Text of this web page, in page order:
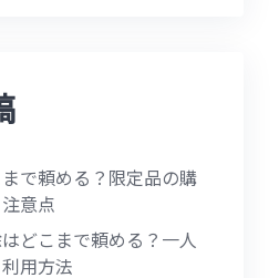
で頼める？限定品の購
意点
どこまで頼める？一人
用方法